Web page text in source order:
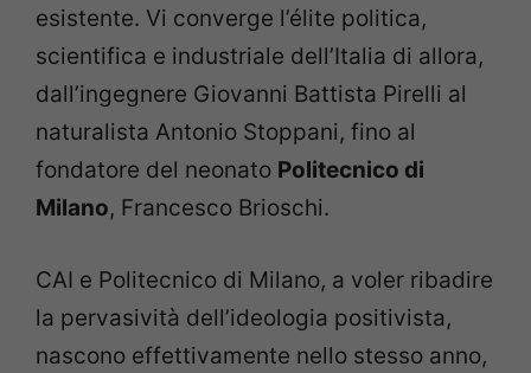
esistente. Vi converge l’élite politica,
scientifica e industriale dell’Italia di allora,
dall’ingegnere Giovanni Battista Pirelli al
naturalista Antonio Stoppani, fino al
fondatore del neonato Politecnico di
Milano, Francesco Brioschi.
CAI e Politecnico di Milano, a voler ribadire
la pervasività dell’ideologia positivista,
nascono effettivamente nello stesso anno,